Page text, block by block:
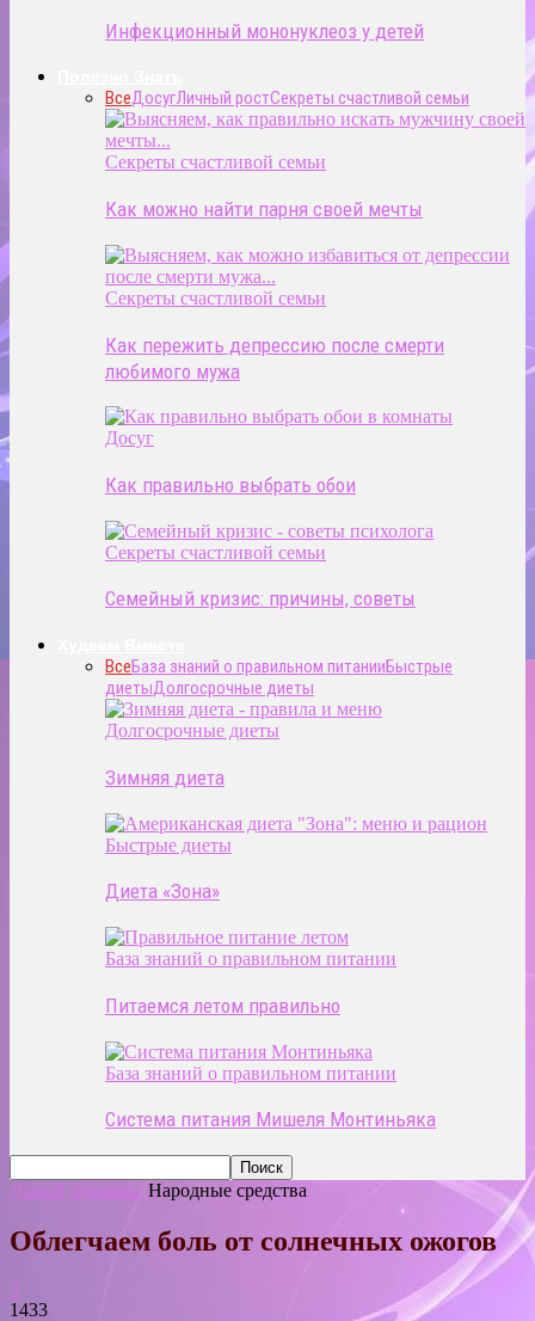
Инфекционный мононуклеоз у детей
ВсеДосугЛичный ростСекреты счастливой семьи
Секреты счастливой семьи
Как можно найти парня своей мечты
Секреты счастливой семьи
Как пережить депрессию после смерти
любимого мужа
Досуг
Как правильно выбрать обои
Секреты счастливой семьи
Семейный кризис: причины, советы
ВсеБаза знаний о правильном питанииБыстрые
диетыДолгосрочные диеты
Долгосрочные диеты
Зимняя диета
Быстрые диеты
Диета «Зона»
База знаний о правильном питании
Питаемся летом правильно
База знаний о правильном питании
Система питания Мишеля Монтиньяка
Домой Здоровье Народные средства
Облегчаем боль от солнечных ожогов
3
1433